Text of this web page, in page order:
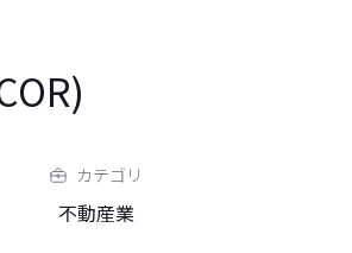
カテゴリ
不動産業